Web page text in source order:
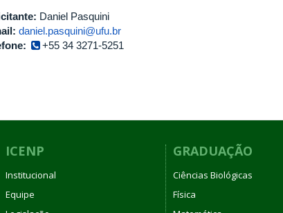
Daniel Pasquini
daniel.pasquini@ufu.br
+55 34 3271-5251
ICENP
Institucional
Equipe
GRADUAÇÃO
Ciências Biológicas
Física